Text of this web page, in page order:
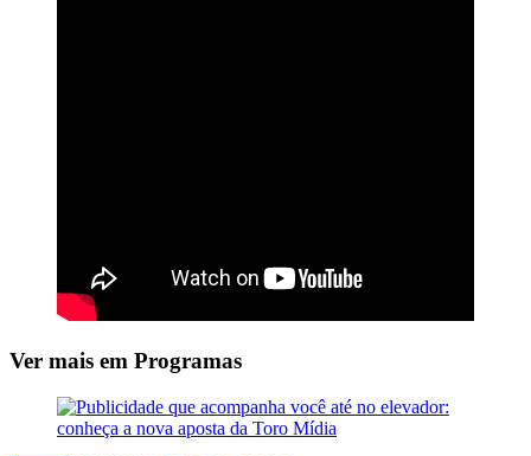
Ver mais em Programas